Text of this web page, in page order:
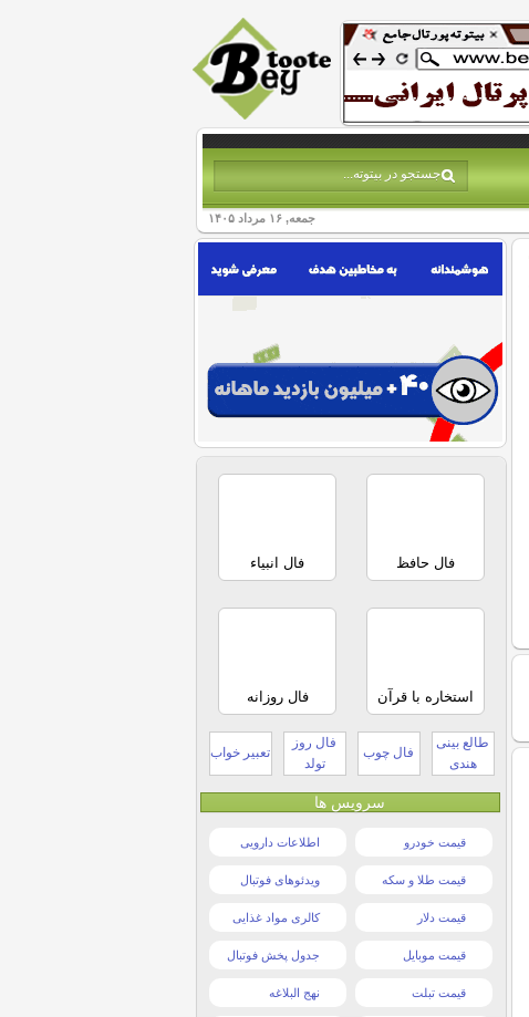
جمعه, ۱۶ مرداد ۱۴۰۵
فال حافظ فال انبیاء
استخاره با قرآن فال روزانه
طالع بینی
هندی
فال چوب
فال روز
تولد
تعبیر خواب
سرویس ها
قیمت خودرو اطلاعات دارویی
قیمت طلا و سکه ویدئوهای فوتبال
قیمت دلار کالری مواد غذایی
قیمت موبایل جدول پخش فوتبال
قیمت تبلت نهج البلاغه